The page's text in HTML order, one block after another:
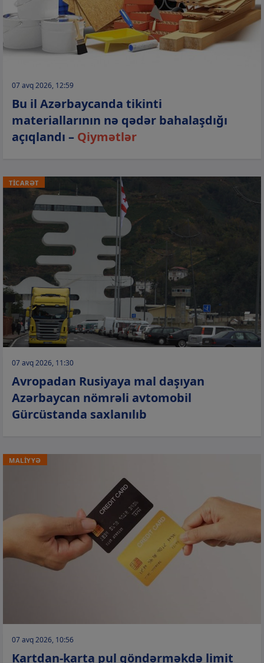
07 avq 2026, 12:59
Bu il Azərbaycanda tikinti
materiallarının nə qədər bahalaşdığı
açıqlandı – Qiymətlər
TİCARƏT
07 avq 2026, 11:30
Avropadan Rusiyaya mal daşıyan
Azərbaycan nömrəli avtomobil
Gürcüstanda saxlanılıb
MALİYYƏ
07 avq 2026, 10:56
Kartdan-karta pul göndərməkdə limit